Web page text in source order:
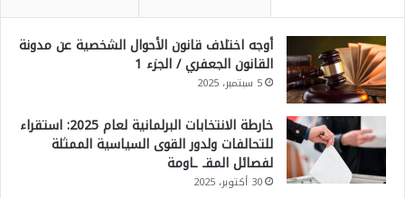
أوجه اختلاف قانون الأحوال الشخصية عن مدونة
القانون الجعفري / الجزء 1
5 سبتمبر، 2025
خارطة الانتخابات البرلمانية لعام 2025: استقراء
للتحالفات ولدور القوى السياسية الممثلة
لفصائل المقـ ـاومة
30 أكتوبر، 2025